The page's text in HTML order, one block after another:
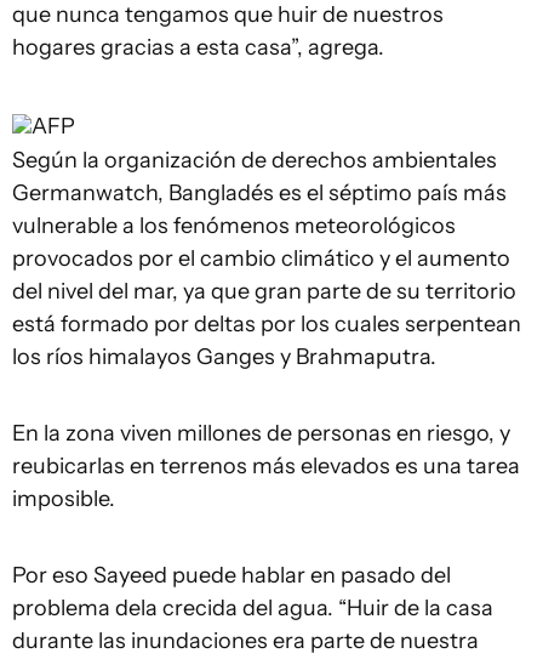
que nunca tengamos que huir de nuestros
hogares gracias a esta casa”, agrega.
AFP
Según la organización de derechos ambientales
Germanwatch, Bangladés es el séptimo país más
vulnerable a los fenómenos meteorológicos
provocados por el cambio climático y el aumento
del nivel del mar, ya que gran parte de su territorio
está formado por deltas por los cuales serpentean
los ríos himalayos Ganges y Brahmaputra.
En la zona viven millones de personas en riesgo, y
reubicarlas en terrenos más elevados es una tarea
imposible.
Por eso Sayeed puede hablar en pasado del
problema dela crecida del agua. “Huir de la casa
durante las inundaciones era parte de nuestra